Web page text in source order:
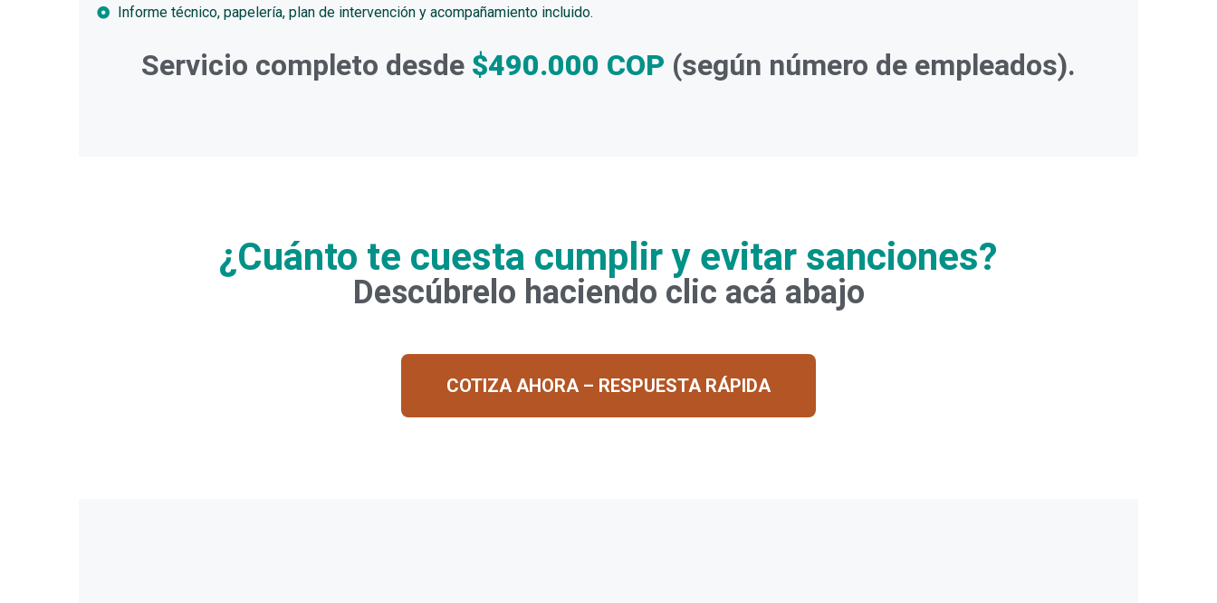
Informe técnico, papelería, plan de intervención y acompañamiento incluido.
Servicio completo desde $490.000 COP (según número de empleados).
¿Cuánto te cuesta cumplir y evitar sanciones?
Descúbrelo haciendo clic acá abajo
COTIZA AHORA – RESPUESTA RÁPIDA